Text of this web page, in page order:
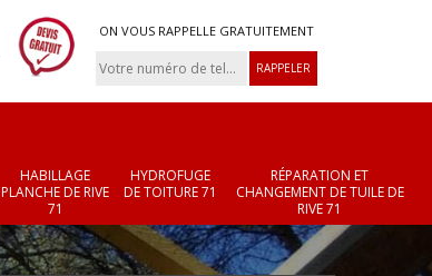
ON VOUS RAPPELLE GRATUITEMENT
HABILLAGE
PLANCHE DE RIVE
71
HYDROFUGE
DE TOITURE 71
RÉPARATION ET
CHANGEMENT DE TUILE DE
RIVE 71